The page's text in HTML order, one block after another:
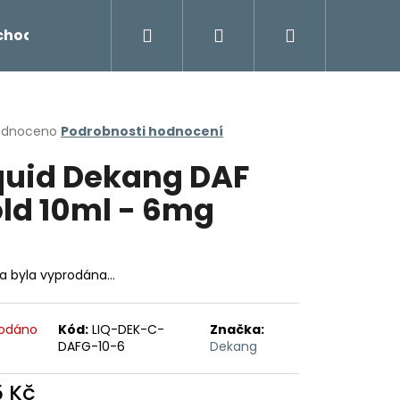
Napište námPřihlášení
Podrobnosti hodnocení
Dekang DAF
10ml - 6mg
byla vyprodána…
Kód: LIQ-DEK-C-
DAFG-10-6
Značka:
Dekang
Kč
Následující